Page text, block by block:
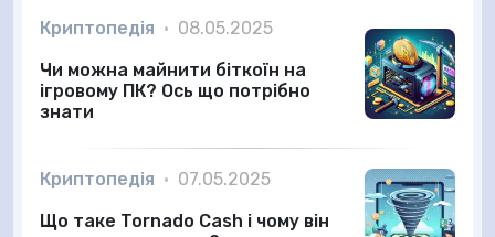
Криптопедія • 08.05.2025
Чи можна майнити біткоїн на
ігровому ПК? Ось що потрібно
знати
Криптопедія • 07.05.2025
Що таке Tornado Cash і чому він